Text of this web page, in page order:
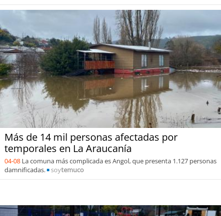
Más de 14 mil personas afectadas por
temporales en La Araucanía
04-08 La comuna más complicada es Angol, que presenta 1.127 personas
damnificadas.
soytemuco